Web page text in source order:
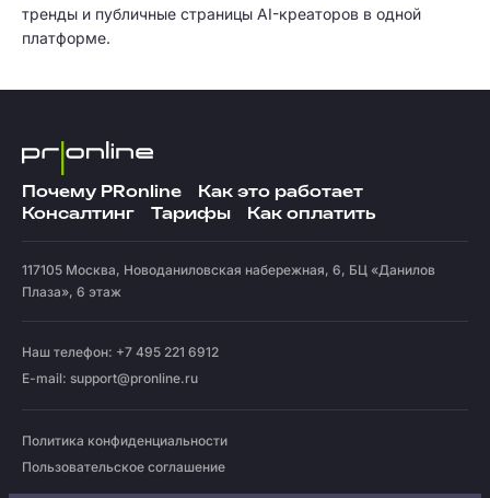
тренды и публичные страницы AI-креаторов в одной
платформе.
Почему PRonline
Как это работает
Консалтинг
Тарифы Как оплатить
117105 Москва, Новоданиловская набережная, 6, БЦ «Данилов
Плаза», 6 этаж
Наш телефон: +7 495 221 6912
E-mail: support@pronline.ru
Политика конфиденциальности
Пользовательское соглашение